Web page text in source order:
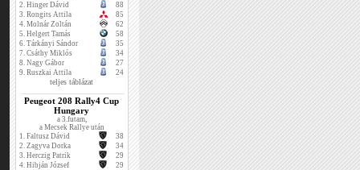
2. Hinger Dávid
88
3. Rongits Attila
85
4. Molnár Zoltán
62
5. Helgert Tamás
58
6. Tárkányi Sándor
35
7. Csáthy Miklós
34
8. Nagy Gábor
27
9. Ruszkai Attila 24
teljes táblázat
Peugeot 208 Rally4 Cup
Hungary
a 3.futam,
a Mecsek Rallye után
1. Faltusz Dávid
38
2. Zagyva Dorka
34
3. Herczig Patrik
29
4. Hibján József
29